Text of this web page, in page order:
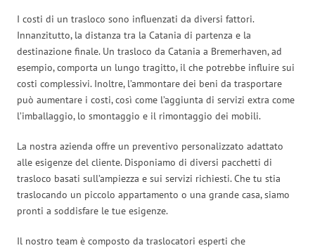
I costi di un trasloco sono influenzati da diversi fattori.
Innanzitutto, la distanza tra la Catania di partenza e la
destinazione finale. Un trasloco da Catania a Bremerhaven, ad
esempio, comporta un lungo tragitto, il che potrebbe influire sui
costi complessivi. Inoltre, l’ammontare dei beni da trasportare
può aumentare i costi, così come l’aggiunta di servizi extra come
l’imballaggio, lo smontaggio e il rimontaggio dei mobili.
La nostra azienda offre un preventivo personalizzato adattato
alle esigenze del cliente. Disponiamo di diversi pacchetti di
trasloco basati sull’ampiezza e sui servizi richiesti. Che tu stia
traslocando un piccolo appartamento o una grande casa, siamo
pronti a soddisfare le tue esigenze.
Il nostro team è composto da traslocatori esperti che